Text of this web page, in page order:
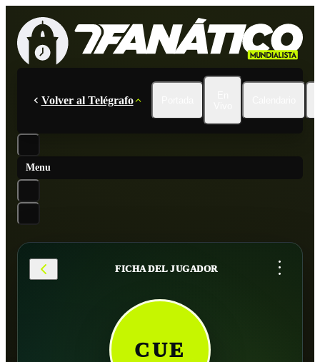
Volver al Telégrafo
Menu
FICHA DEL JUGADOR ...
CUE